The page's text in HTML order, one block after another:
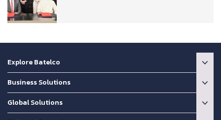
Explore Batelco
Business Solutions
Global Solutions